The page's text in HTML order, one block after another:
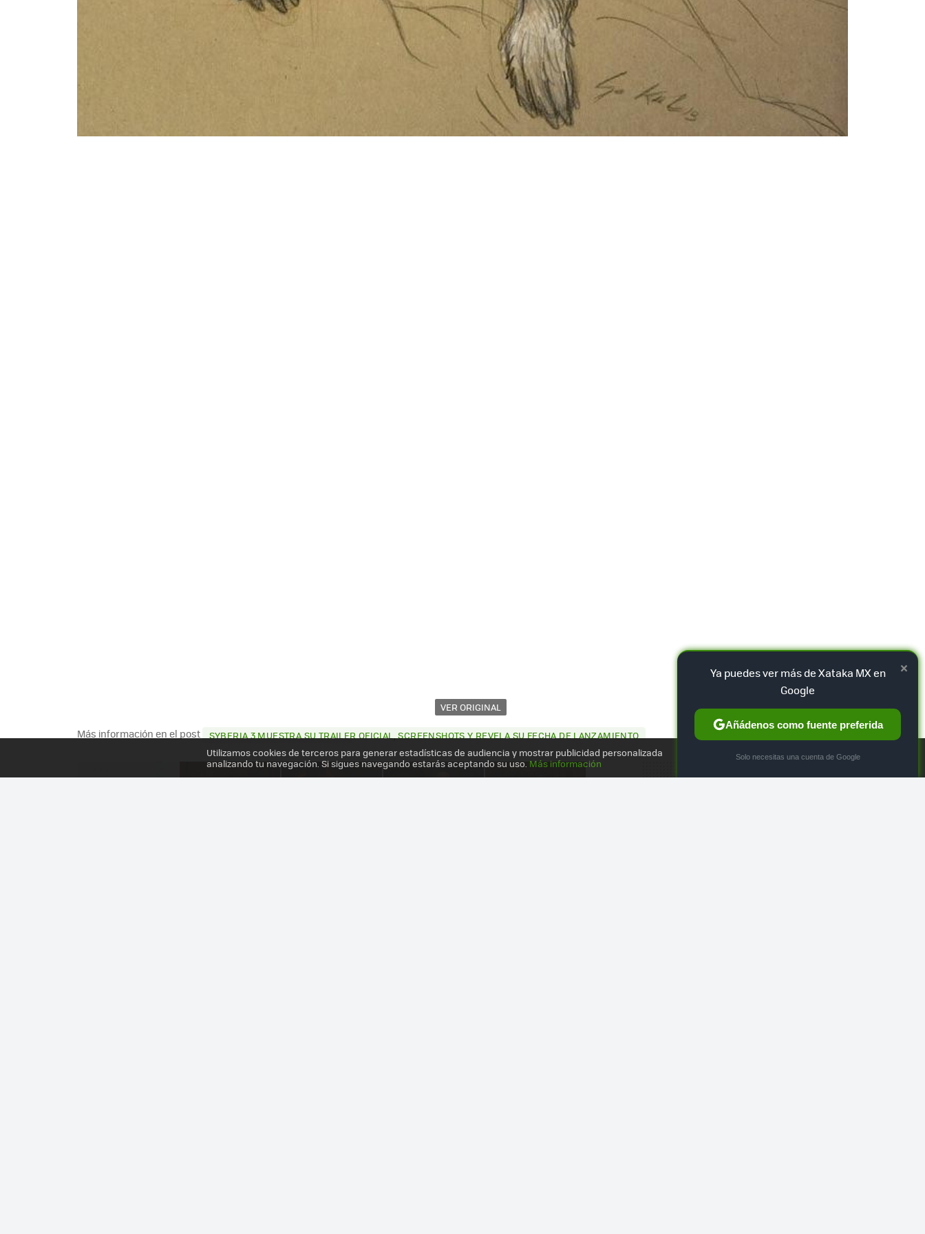
VER ORIGINAL
Más información en el post SYBERIA 3 MUESTRA SU TRAILER OFICIAL, SCREENSHOTS Y REVELA SU FECHA DE LANZAMIENTO
Utilizamos cookies de terceros para generar estadísticas de audiencia y mostrar publicidad personalizada
analizando tu navegación. Si sigues navegando estarás aceptando su uso. Más información
×
Ya puedes ver más de Xataka MX en
Google
Añádenos como fuente preferida
Solo necesitas una cuenta de Google